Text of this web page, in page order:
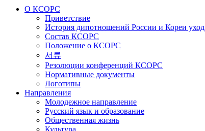
О КСОРС
Приветствие
История дипотношений России и Кореи
Состав КСОРС
Положение о КСОРС
서류
Резолюции конференций КСОРС
Нормативные документы
Логотипы
Направления
Молодежное направление
Русский язык и образование
Общественная жизнь
Культура